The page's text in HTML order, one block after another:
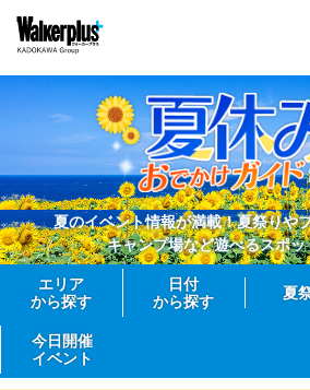
夏のイベント情報が満載！夏祭りや
キャンプ場など遊べるスポ
エリア
から探す
日付
から探す
夏
今日開催
イベント